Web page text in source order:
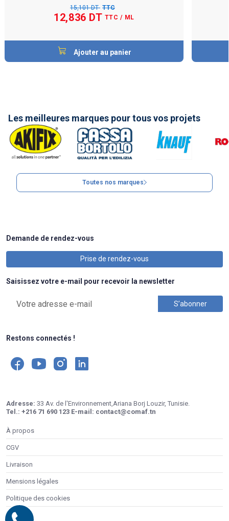
15,101 DT TTC
12,836 DT TTC / ML
Ajouter au panier
Les meilleures marques pour tous vos projets
Toutes nos marques
Demande de rendez-vous
Prise de rendez-vous
Saisissez votre e-mail pour recevoir la newsletter
Restons connectés !
Adresse: 33 Av. de l'Environnement,Ariana Borj Louzir, Tunisie.
Tel.: +216 71 690 123 E-mail: contact@comaf.tn
À propos
CGV
Livraison
Mensions légales
Politique des cookies
Contacts